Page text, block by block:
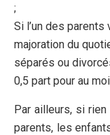
;
Si l’un des
majoration du
séparés ou
0,5 part pour au
Par ailleurs, si rien
parents, les